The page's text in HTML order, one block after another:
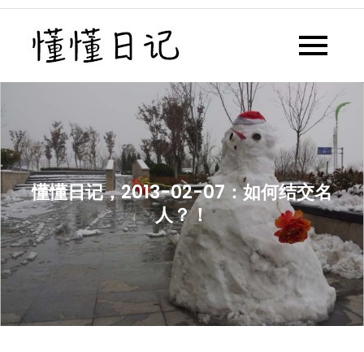
Skip
content
懂懂日记网每天同步更新懂懂学
懂懂日记，2013-02-07：如何结交名
人？！